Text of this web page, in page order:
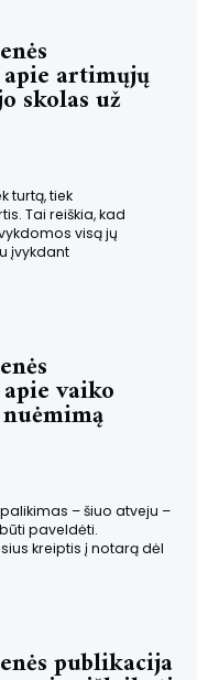
artimųjų
skolas už
turtą, tiek
Tai reiškia, kad
visą jų
įvykdant
vaiko
– šiuo atveju –
paveldėti.
kreiptis į notarą dėl
publikacija